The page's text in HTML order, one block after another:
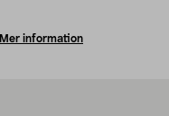
Mer information